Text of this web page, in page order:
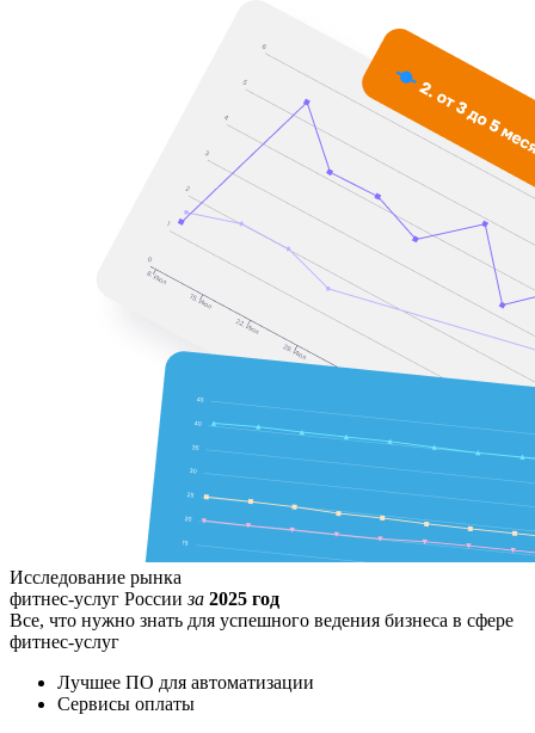
Исследование рынка
фитнес-услуг Россииза 2025 год
Все, что нужно знать для успешного ведения бизнеса в сфере
фитнес-услуг
Лучшее ПО для автоматизации
Сервисы оплаты